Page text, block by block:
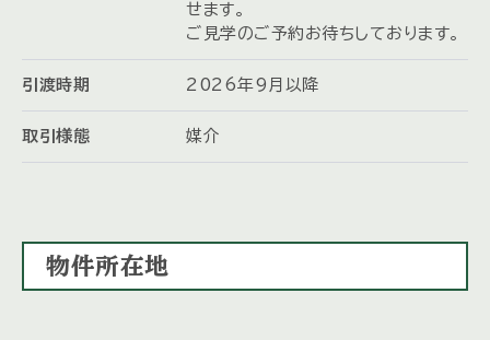
せます。
ご見学のご予約お待ちしております。
引渡時期 2026年9月以降
取引様態 媒介
物件所在地